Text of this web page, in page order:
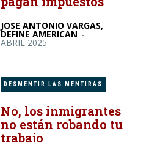
JOSE ANTONIO VARGAS,
DEFINE AMERICAN -
ABRIL 2025
DESMENTIR LAS MENTIRAS
No, los inmigrantes
no están robando tu
trabajo